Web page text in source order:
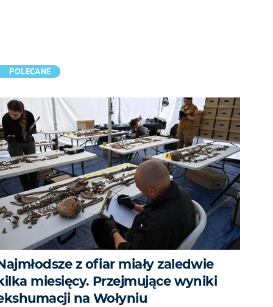
POLECANE
z ofiar miały zaledwie
miesięcy. Przejmujące wyniki
na Wołyniu